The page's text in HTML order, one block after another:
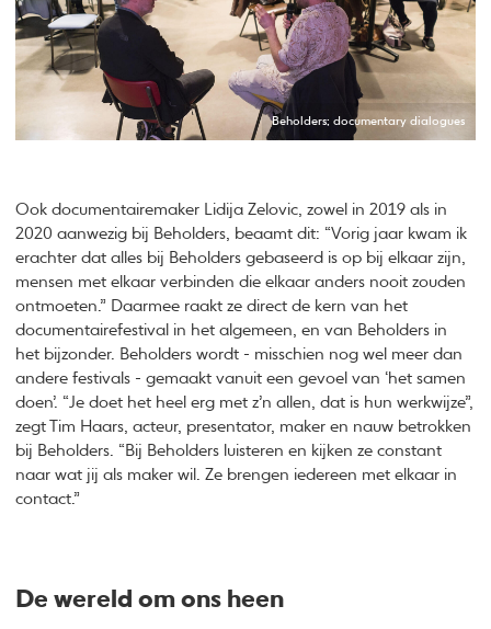
Beholders; documentary dialogues
Ook documentairemaker Lidija Zelovic, zowel in 2019 als in
2020 aanwezig bij Beholders, beaamt dit: “Vorig jaar kwam ik
erachter dat alles bij Beholders gebaseerd is op bij elkaar zijn,
mensen met elkaar verbinden die elkaar anders nooit zouden
ontmoeten.” Daarmee raakt ze direct de kern van het
documentairefestival in het algemeen, en van Beholders in
het bijzonder. Beholders wordt - misschien nog wel meer dan
andere festivals - gemaakt vanuit een gevoel van ‘het samen
doen’. “Je doet het heel erg met z’n allen, dat is hun werkwijze”,
zegt Tim Haars, acteur, presentator, maker en nauw betrokken
bij Beholders. “Bij Beholders luisteren en kijken ze constant
naar wat jij als maker wil. Ze brengen iedereen met elkaar in
contact.”
De wereld om ons heen